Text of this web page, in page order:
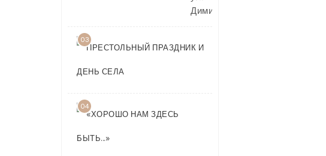
Димитрова
03
04